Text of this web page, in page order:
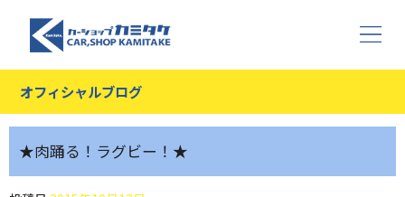
オフィシャルブログ
★肉踊る！ラグビー！★